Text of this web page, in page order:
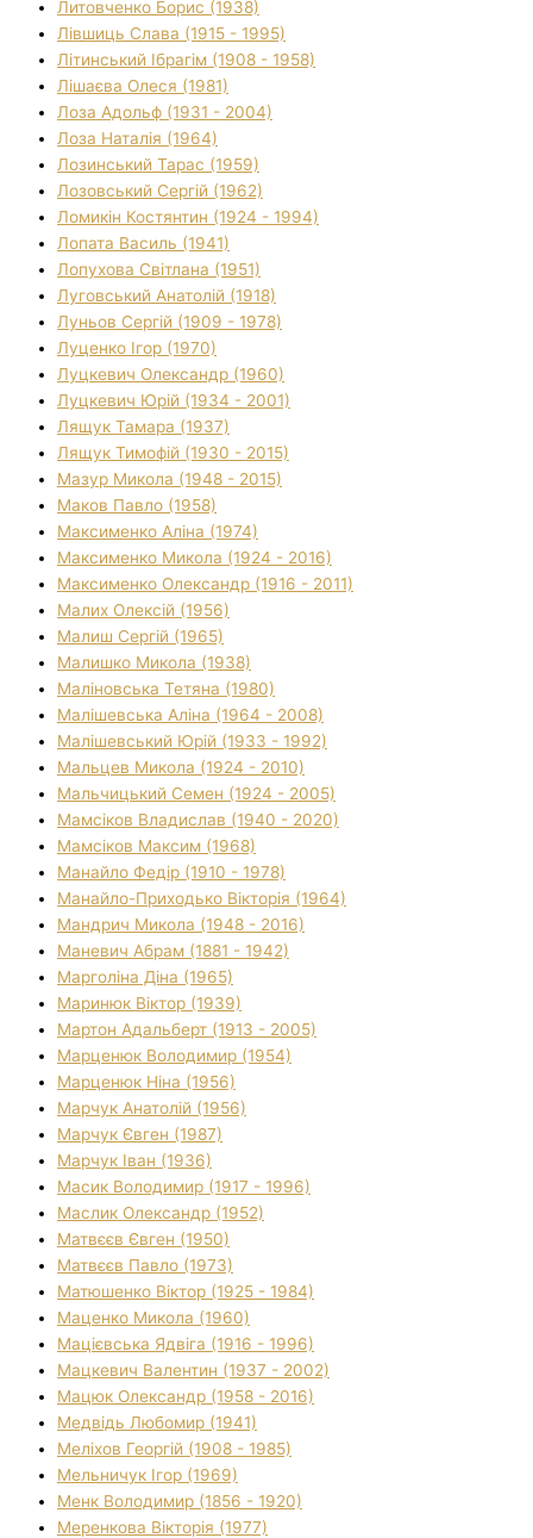
Литовченко Борис (1938)
Лівшиць Слава (1915 - 1995)
Літинський Ібрагім (1908 - 1958)
Лішаєва Олеся (1981)
Лоза Адольф (1931 - 2004)
Лоза Наталія (1964)
Лозинський Тарас (1959)
Лозовський Сергій (1962)
Ломикін Костянтин (1924 - 1994)
Лопата Василь (1941)
Лопухова Світлана (1951)
Луговський Анатолій (1918)
Луньов Сергій (1909 - 1978)
Луценко Ігор (1970)
Луцкевич Олександр (1960)
Луцкевич Юрій (1934 - 2001)
Лящук Тамара (1937)
Лящук Тимофій (1930 - 2015)
Мазур Микола (1948 - 2015)
Маков Павло (1958)
Максименко Аліна (1974)
Максименко Микола (1924 - 2016)
Максименко Олександр (1916 - 2011)
Малих Олексій (1956)
Малиш Сергій (1965)
Малишко Микола (1938)
Маліновська Тетяна (1980)
Малішевська Аліна (1964 - 2008)
Малішевський Юрій (1933 - 1992)
Мальцев Микола (1924 - 2010)
Мальчицький Семен (1924 - 2005)
Мамсіков Владислав (1940 - 2020)
Мамсіков Максим (1968)
Манайло Федір (1910 - 1978)
Манайло-Приходько Вікторія (1964)
Мандрич Микола (1948 - 2016)
Маневич Абрам (1881 - 1942)
Марголіна Діна (1965)
Маринюк Віктор (1939)
Мартон Адальберт (1913 - 2005)
Марценюк Володимир (1954)
Марценюк Ніна (1956)
Марчук Анатолій (1956)
Марчук Євген (1987)
Марчук Іван (1936)
Масик Володимир (1917 - 1996)
Маслик Олександр (1952)
Матвєєв Євген (1950)
Матвєєв Павло (1973)
Матюшенко Віктор (1925 - 1984)
Маценко Микола (1960)
Мацієвська Ядвіга (1916 - 1996)
Мацкевич Валентин (1937 - 2002)
Мацюк Олександр (1958 - 2016)
Медвідь Любомир (1941)
Меліхов Георгій (1908 - 1985)
Мельничук Ігор (1969)
Менк Володимир (1856 - 1920)
Меренкова Вікторія (1977)